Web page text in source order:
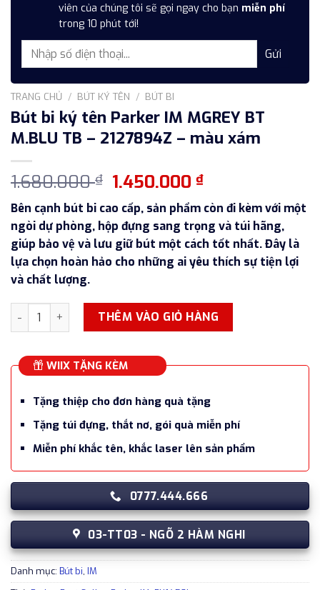
viên của chúng tôi sẽ gọi ngay cho bạn miễn phí
trong 10 phút tới!
TRANG CHỦ / BÚT KÝ TÊN / BÚT BI
Bút bi ký tên Parker IM MGREY BT
M.BLU TB – 2127894Z – màu xám
1.680.000₫ Giá
gốc
là:
1.680.000 ₫.
1.450.000₫Giá
hiện
tại
là:
1.450.000 ₫.
Bên cạnh bút bi cao cấp, sản phẩm còn đi kèm với một
ngòi dự phòng, hộp đựng sang trọng và túi hãng,
giúp bảo vệ và lưu giữ bút một cách tốt nhất. Đây là
lựa chọn hoàn hảo cho những ai yêu thích sự tiện lợi
và chất lượng.
Bút bi ký tên Parker IM MGREY BT M.BLU TB - 2127894Z -
THÊM VÀO GIỎ HÀNG
WIIX TẶNG KÈM
Tặng thiệp cho đơn hàng quà tặng
Tặng túi đựng, thắt nơ, gói quà miễn phí
Miễn phí khắc tên, khắc laser lên sản phẩm
0777.444.666
03-TT03 - NGÕ 2 HÀM NGHI
Danh mục: Bút bi, IM